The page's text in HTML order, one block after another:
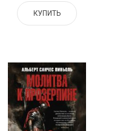
КУПИТЬ